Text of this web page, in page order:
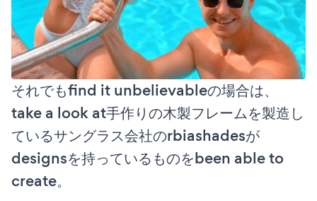
それでもfind it unbelievableの場合は、
take a look at手作りの木製フレームを製造し
ているサングラス会社のrbiashadesが
designsを持っているものをbeen able to
create。